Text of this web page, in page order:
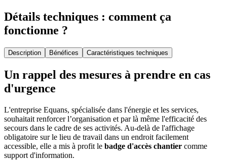
Détails techniques : comment ça
fonctionne ?
Description Bénéfices Caractéristiques techniques
Un rappel des mesures à prendre en cas
d'urgence
L'entreprise Equans, spécialisée dans l'énergie et les services,
souhaitait renforcer l’organisation et par là même l'efficacité des
secours dans le cadre de ses activités. Au-delà de l'affichage
obligatoire sur le lieu de travail dans un endroit facilement
accessible, elle a mis à profit le badge d'accès chantier comme
support d'information.